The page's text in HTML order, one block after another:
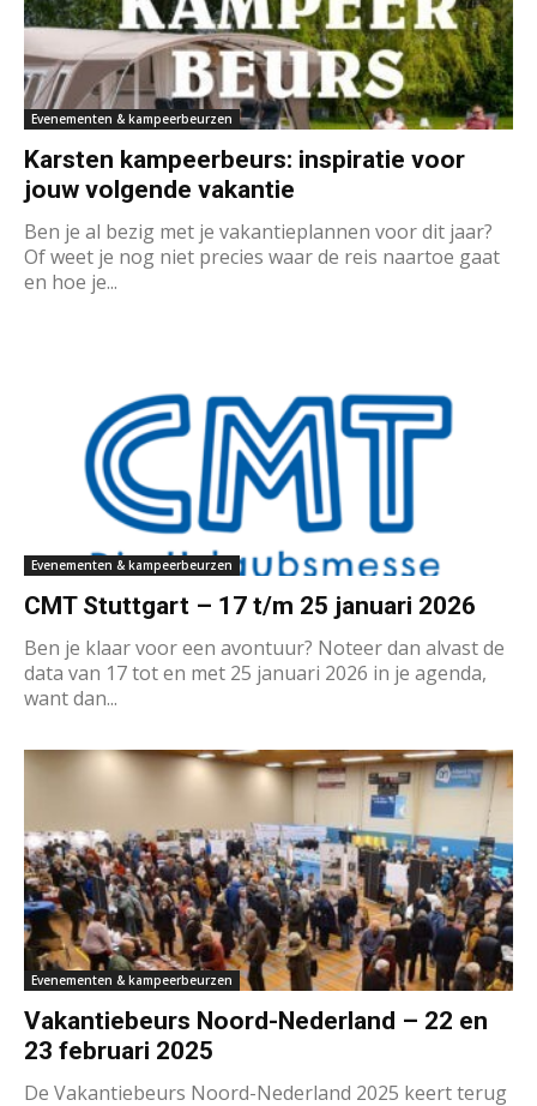
Evenementen & kampeerbeurzen
Karsten kampeerbeurs: inspiratie voor
jouw volgende vakantie
Ben je al bezig met je vakantieplannen voor dit jaar?
Of weet je nog niet precies waar de reis naartoe gaat
en hoe je...
Evenementen & kampeerbeurzen
CMT Stuttgart – 17 t/m 25 januari 2026
Ben je klaar voor een avontuur? Noteer dan alvast de
data van 17 tot en met 25 januari 2026 in je agenda,
want dan...
Evenementen & kampeerbeurzen
Vakantiebeurs Noord-Nederland – 22 en
23 februari 2025
De Vakantiebeurs Noord-Nederland 2025 keert terug